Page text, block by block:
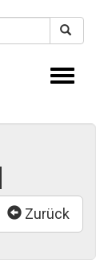
Toggle
Zurück